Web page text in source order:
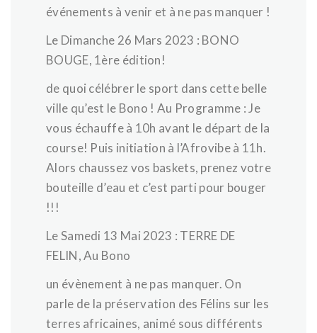
événements à venir et à ne pas manquer !
Le Dimanche 26 Mars 2023 : BONO
BOUGE, 1ère édition!
de quoi célébrer le sport dans cette belle
ville qu’est le Bono ! Au Programme : Je
vous échauffe à 10h avant le départ de la
course! Puis initiation à l’Afrovibe à 11h.
Alors chaussez vos baskets, prenez votre
bouteille d’eau et c’est parti pour bouger
!!!
Le Samedi 13 Mai 2023 : TERRE DE
FELIN, Au Bono
un évènement à ne pas manquer. On
parle de la préservation des Félins sur les
terres africaines, animé sous différents